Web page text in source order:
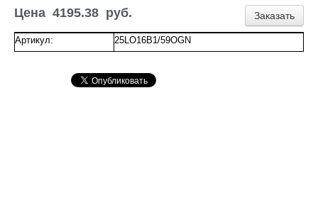
Заказать
Цена 4195.38 руб.
Артикул: 25LO16B1/59OGN